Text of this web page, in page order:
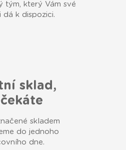
tým, který Vám své
dá k dispozici.
sklad,
skladem
do jednoho
dne.